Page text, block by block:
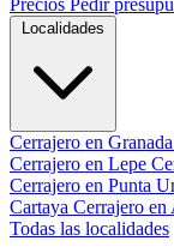
Precios Pedir
Localidades
Cerrajero en
Cerrajero en Lepe
Cerrajero en Punta
Cartaya Cerrajero en
Todas las localidades